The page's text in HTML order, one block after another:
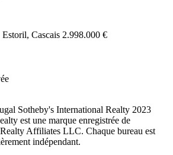
Cascais 2.998.000 €
2023
est une marque enregistrée de
Affiliates LLC. Chaque bureau est
indépendant.